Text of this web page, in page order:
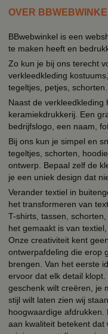
OVER
BBwebwinkel is een
te maken heeft en
Zo kun je bij ons terecht
verkleedkleding
tegeltjes, petjes, schorten.
Naast de verkleedkleding
keramiekdrukkerij. Een
bedrijfslogo, een naam,
Bij ons kun je simpel en
tegeltjes, schorten,
ontwerp. Bepaal zelf de
je een uniek design dat
Verander textiel in
het transformeren van
T-shirts, tassen,
het gemaakt is van
Onze creativiteit kent
ontwerpafdeling die erop
brengen. Van het eerste
ervoor dat elk detail
geschenk wilt creëren, je
stijl wilt laten zien wij
hoogwaardige afdrukken.
aan kwaliteit betekent